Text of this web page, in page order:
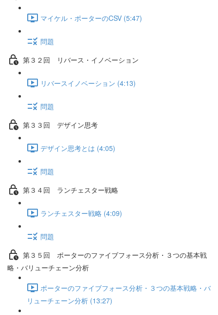
マイケル・ポーターのCSV (5:47)
問題
第３２回 リバース・イノベーション
リバースイノベーション (4:13)
問題
第３３回 デザイン思考
デザイン思考とは (4:05)
問題
第３４回 ランチェスター戦略
ランチェスター戦略 (4:09)
問題
第３５回 ポーターのファイブフォース分析・３つの基本戦
略・バリューチェーン分析
ポーターのファイブフォース分析・３つの基本戦略・バ
リューチェーン分析 (13:27)